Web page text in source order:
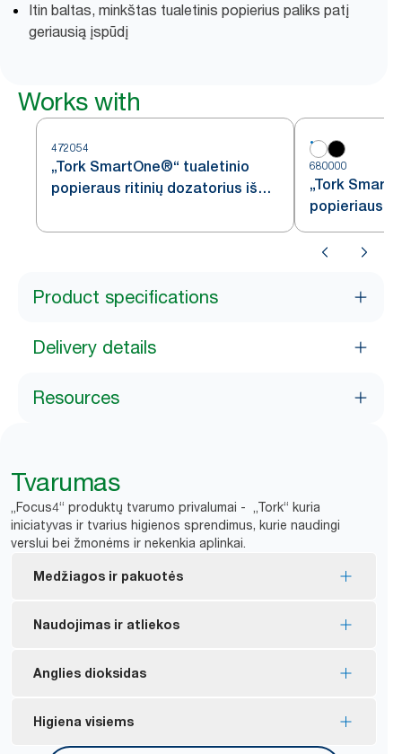
Itin baltas, minkštas tualetinis popierius paliks patį
geriausią įspūdį
Works with
472054
„Tork SmartOne®“ tualetinio
popieraus ritinių dozatorius iš
680000
„Tork
popieriaus
baltas, T8
Product specifications
Delivery details
Resources
Tvarumas
„Focus4“ produktų tvarumo privalumai - „Tork“ kuria
iniciatyvas ir tvarius higienos sprendimus, kurie naudingi
verslui bei žmonėms ir nekenkia aplinkai.
Medžiagos ir pakuotės
ES ekologiniu ženklu pažymėti užpildai – mažesnis
„FSC®“ pažymėti užpildai – pagaminti iš atsakingai
Daugelis plastikinių užpildų pakuočių yra
pagamintos iš ne mažiau kaip 30 % perdirbto
Naudojimas ir atliekos
Dvigubi dozatoriai padeda išvengti atliekų,
Anglies dioksidas
Anglies dioksido atžvilgiu neutralūs sertifikuoti
Higiena visiems